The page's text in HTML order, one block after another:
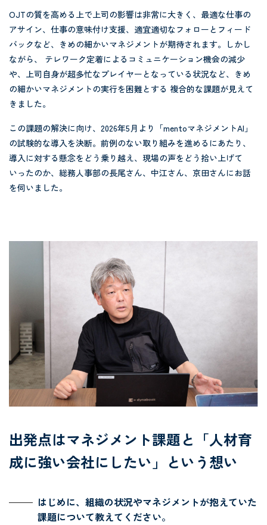
OJTの質を高める上で上司の影響は非常に大きく、最適な仕事の
アサイン、仕事の意味付け支援、適宜適切なフォローとフィード
バックなど、きめの細かいマネジメントが期待されます。しかし
ながら、 テレワーク定着によるコミュニケーション機会の減少
や、上司自身が超多忙なプレイヤーとなっている状況など、きめ
の細かいマネジメントの実行を困難とする 複合的な課題が見えて
きました。
この課題の解決に向け、2026年5月より「mentoマネジメントAI」
の試験的な導入を決断。前例のない取り組みを進めるにあたり、
導入に対する懸念をどう乗り越え、現場の声をどう拾い上げて
いったのか、総務人事部の長尾さん、中江さん、京田さんにお話
を伺いました。
出発点はマネジメント課題と「人材育
成に強い会社にしたい」という想い
はじめに、組織の状況やマネジメントが抱えていた
課題について教えてください。